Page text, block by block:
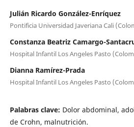
Julián Ricardo González-Enríquez
Pontificia Universidad Javeriana Cali
Constanza Beatriz Camargo-
Hospital Infantil Los Angeles Pasto
Dianna Ramírez-Prada
Hospital Infantil Los Angeles Pasto
Palabras clave: Dolor abdominal,
de Crohn, malnutrición.